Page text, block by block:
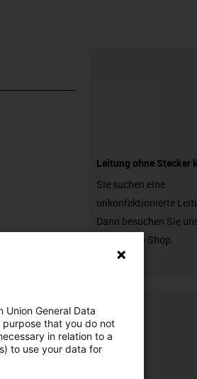
Leitung ohne Stecker
Sie suchen eine
unkonfektionierte
Dann besuchen Sie
chainflex® Shop.
General Data
purpose that you do not
in relation to a
to use your data for